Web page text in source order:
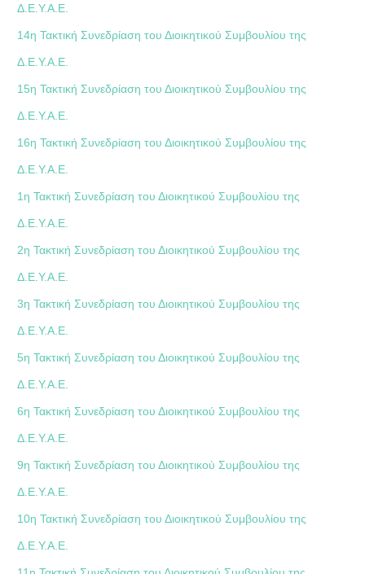
Δ.Ε.Υ.Α.Ε.
14η Τακτική Συνεδρίαση του Διοικητικού Συμβουλίου της
Δ.Ε.Υ.Α.Ε.
15η Τακτική Συνεδρίαση του Διοικητικού Συμβουλίου της
Δ.Ε.Υ.Α.Ε.
16η Τακτική Συνεδρίαση του Διοικητικού Συμβουλίου της
Δ.Ε.Υ.Α.Ε.
1η Τακτική Συνεδρίαση του Διοικητικού Συμβουλίου της
Δ.Ε.Υ.Α.Ε.
2η Τακτική Συνεδρίαση του Διοικητικού Συμβουλίου της
Δ.Ε.Υ.Α.Ε.
3η Τακτική Συνεδρίαση του Διοικητικού Συμβουλίου της
Δ.Ε.Υ.Α.Ε.
5η Τακτική Συνεδρίαση του Διοικητικού Συμβουλίου της
Δ.Ε.Υ.Α.Ε.
6η Τακτική Συνεδρίαση του Διοικητικού Συμβουλίου της
Δ.Ε.Υ.Α.Ε.
9η Τακτική Συνεδρίαση του Διοικητικού Συμβουλίου της
Δ.Ε.Υ.Α.Ε.
10η Τακτική Συνεδρίαση του Διοικητικού Συμβουλίου της
Δ.Ε.Υ.Α.Ε.